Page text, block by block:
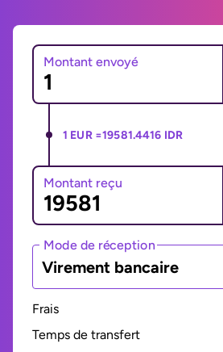
Montant envoyé
1 EUR =19581.4416 IDR
Montant reçu
Mode de réception
Virement bancaire
Frais
Temps de transfert